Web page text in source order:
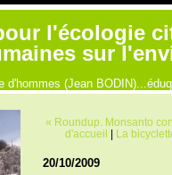
l'écologie
sur
d'hommes (Jean
« Roundup. Monsanto
d'accueil | La
20/10/2009